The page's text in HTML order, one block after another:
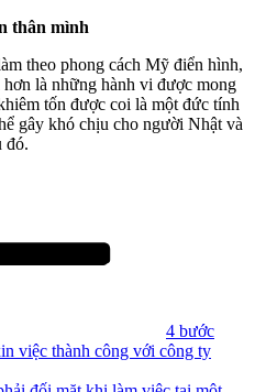
thân mình
theo phong cách Mỹ điển hình,
là những hành vi được mong
tốn được coi là một đức tính
gây khó chịu cho người Nhật và
đó.
4 bước
việc thành công với công ty